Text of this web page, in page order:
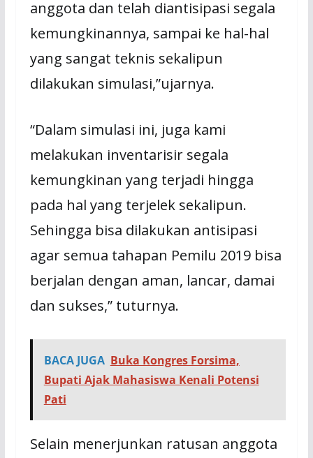
anggota dan telah diantisipasi segala
kemungkinannya, sampai ke hal-hal
yang sangat teknis sekalipun
dilakukan simulasi,”ujarnya.
“Dalam simulasi ini, juga kami
melakukan inventarisir segala
kemungkinan yang terjadi hingga
pada hal yang terjelek sekalipun.
Sehingga bisa dilakukan antisipasi
agar semua tahapan Pemilu 2019 bisa
berjalan dengan aman, lancar, damai
dan sukses,” tuturnya.
BACA JUGA Buka Kongres Forsima,
Bupati Ajak Mahasiswa Kenali Potensi
Pati
Selain menerjunkan ratusan anggota